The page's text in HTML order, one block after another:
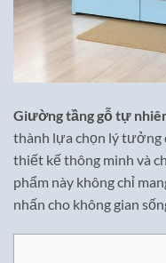
Giường tầng gỗ tự
thành lựa chọn lý tưởng
thiết kế thông minh và
phẩm này không chỉ
nhấn cho không gian